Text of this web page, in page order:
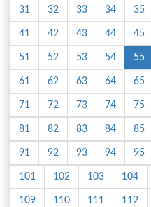
31 32 33 34 35
41 42 43 44 45
51 52 53 54 55
61 62 63 64 65
71 72 73 74 75
81 82 83 84 85
91 92 93 94 95
101 102 103 104
109 110 111 112